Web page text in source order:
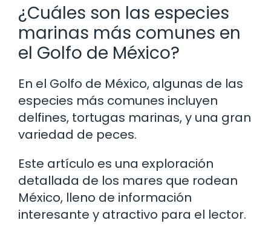
¿Cuáles son las especies
marinas más comunes en
el Golfo de México?
En el Golfo de México, algunas de las
especies más comunes incluyen
delfines, tortugas marinas, y una gran
variedad de peces.
Este artículo es una exploración
detallada de los mares que rodean
México, lleno de información
interesante y atractivo para el lector.